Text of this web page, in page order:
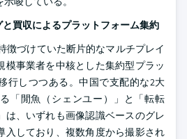
買収によるプラットフォーム集約
徴づけていた断片的なマルチプレイ
模事業者を中核とした集約型プラッ
行しつつある。中国で支配的な2大
「閒魚（シェンユー）」と「転転
は、いずれも画像認識ベースのグレ
入しており、複数角度から撮影され